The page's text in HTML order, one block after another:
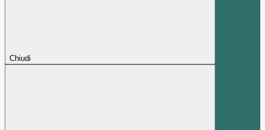
Chiudi